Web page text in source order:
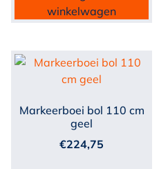
winkelwagen
Markeerboei bol 110 cm
geel
€224,75